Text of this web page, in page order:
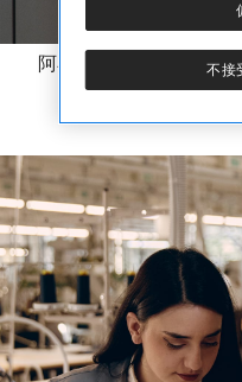
阿布鲁佐彭内新裁缝工
不接